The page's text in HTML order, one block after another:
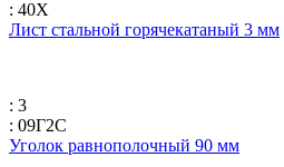
: 40Х
Лист стальной горячекатаный 3 мм
: 3
: 09Г2С
Уголок равнополочный 90 мм